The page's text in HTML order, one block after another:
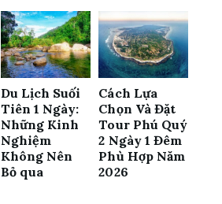
Du Lịch Suối
Tiên 1 Ngày:
Những Kinh
Nghiệm
Không Nên
Bỏ qua
Cách Lựa
Chọn Và Đặt
Tour Phú Quý
2 Ngày 1 Đêm
Phù Hợp Năm
2026